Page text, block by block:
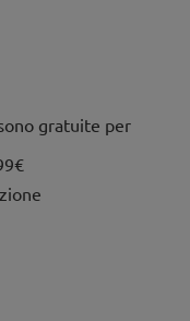
gratuite per